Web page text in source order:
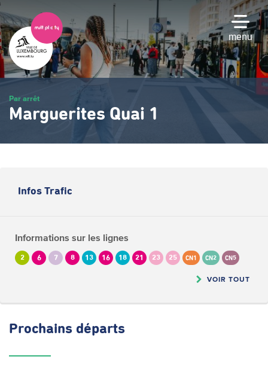
Passer
au
contenu
principal
menu
Par arrêt
Marguerites Quai 1
Infos Trafic
Informations sur les lignes
2 6 7 8 13 16 18 21 23 25 CN1 CN2 CN5
VOIR TOUT
Prochains départs